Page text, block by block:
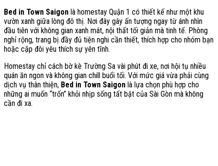
Bed in Town Saigon là homestay Quận 1 có thiết kế như một khu
vườn xanh giữa lòng đô thị. Nơi đây gây ấn tượng ngay từ ánh nhìn
đầu tiên với không gian xanh mát, nội thất tối giản mà tinh tế. Phòng
nghỉ rộng, trang bị đầy đủ tiện nghi cần thiết, thích hợp cho nhóm bạn
hoặc cặp đôi yêu thích sự yên tĩnh.
Homestay chỉ cách bờ kè Trường Sa vài phút đi xe, nơi hội tụ nhiều
quán ăn ngon và không gian chill buổi tối. Với mức giá vừa phải cùng
dịch vụ thân thiện, Bed in Town Saigon là lựa chọn phù hợp cho
những ai muốn “trốn” khỏi nhịp sống tất bật của Sài Gòn mà không
cần đi xa.